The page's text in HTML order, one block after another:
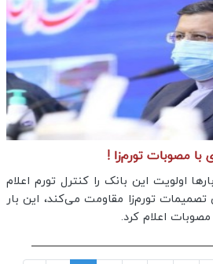
مصوبات تورم‌زا !
اولویت این بانک را کنترل تورم اعلام
تورم‌زا مقاومت می‌کند، این بار
اعلام کرد.